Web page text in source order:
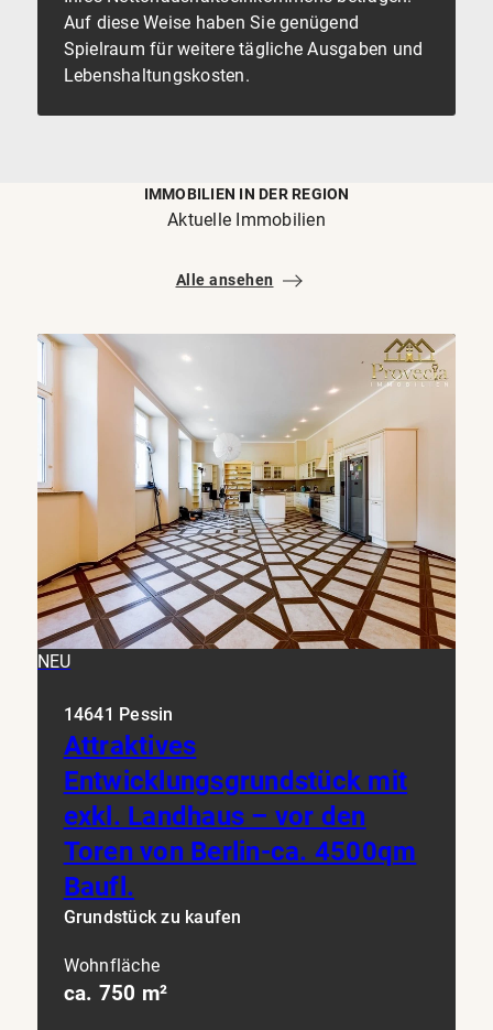
Auf diese Weise haben Sie genügend
Spielraum für weitere tägliche Ausgaben und
Lebenshaltungskosten.
IMMOBILIEN IN DER REGION
Aktuelle Immobilien
Alle ansehen
NEU
14641 Pessin
Attraktives
Entwicklungsgrundstück mit
exkl. Landhaus – vor den
Toren von Berlin-ca. 4500qm
Baufl.
Grundstück zu kaufen
Wohnfläche
ca. 750 m²